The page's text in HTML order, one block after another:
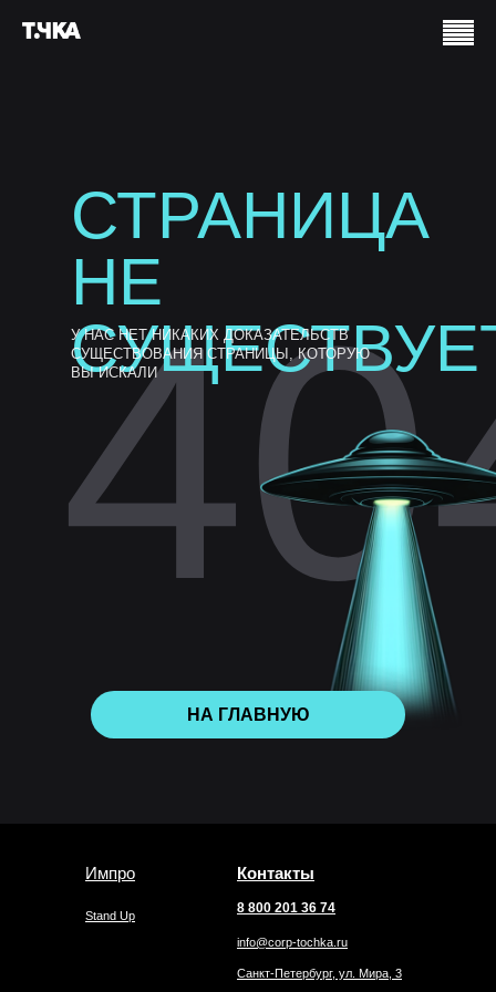
СТРАНИЦА
НЕ
У НАС НЕТ НИКАКИХ ДОКАЗАТЕЛЬСТВ
СУЩЕСТВОВАНИЯ СТРАНИЦЫ, КОТОРУЮ
ВЫ ИСКАЛИ
НА ГЛАВНУЮ
8 800 201 36 74
info@corp-tochka.ru
Импро
Санкт-Петербург, ул. Мира, 3
Контакты
Stand Up